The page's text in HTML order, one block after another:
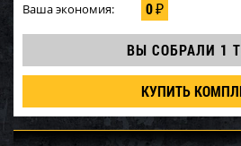
Ваша экономия: 0₽
ВЫ СОБРАЛИ 1
КУПИТЬ